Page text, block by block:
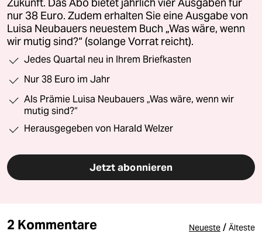
Zukunft. Das Abo bietet jährlich vier Ausgaben für
nur 38 Euro. Zudem erhalten Sie eine Ausgabe von
Luisa Neubauers neuestem Buch „Was wäre, wenn
wir mutig sind?“ (solange Vorrat reicht).
Jedes Quartal neu in Ihrem Briefkasten
Nur 38 Euro im Jahr
Als Prämie Luisa Neubauers „Was wäre, wenn wir
mutig sind?“
Herausgegeben von Harald Welzer
Jetzt abonnieren
2 Kommentare Neueste / Älteste